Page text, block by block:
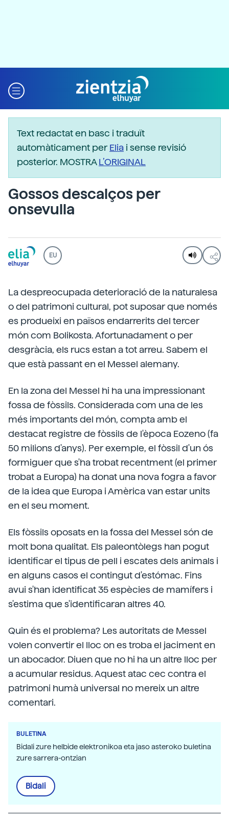
Text redactat en basc i traduït
automàticament perElia i sense revisió
posterior. MOSTRAL’ORIGINAL
Gossos descalços per
onsevulla
EU
La despreocupada deterioració de la naturalesa
o del patrimoni cultural, pot suposar que només
es produeixi en països endarrerits del tercer
món com Bolikosta. Afortunadament o per
desgràcia, els rucs estan a tot arreu. Sabem el
que està passant en el Messel alemany.
En la zona del Messel hi ha una impressionant
fossa de fòssils. Considerada com una de les
més importants del món, compta amb el
destacat registre de fòssils de l'època Eozeno (fa
50 milions d'anys). Per exemple, el fòssil d'un ós
formiguer que s'ha trobat recentment (el primer
trobat a Europa) ha donat una nova fogra a favor
de la idea que Europa i Amèrica van estar units
en el seu moment.
Els fòssils oposats en la fossa del Messel són de
molt bona qualitat. Els paleontòlegs han pogut
identificar el tipus de pell i escates dels animals i
en alguns casos el contingut d'estómac. Fins
avui s'han identificat 35 espècies de mamífers i
s'estima que s'identificaran altres 40.
Quin és el problema? Les autoritats de Messel
volen convertir el lloc on es troba el jaciment en
un abocador. Diuen que no hi ha un altre lloc per
a acumular residus. Aquest atac cec contra el
patrimoni humà universal no mereix un altre
comentari.
BULETINA
Bidali zure helbide elektronikoa eta jaso asteroko buletina
zure sarrera-ontzian
Bidali